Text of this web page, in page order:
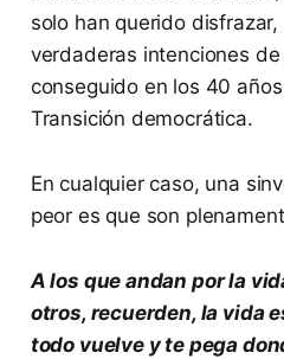
solo han querido
verdaderas intenciones
conseguido en los 40
Transición democrática.
En cualquier caso, una
peor es que son
A los que andan por la
otros, recuerden, la vida
todo vuelve y te pega